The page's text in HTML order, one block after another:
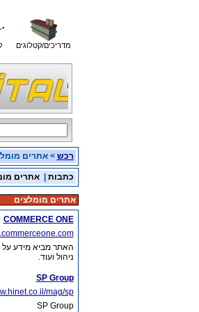
מדריכים/קטלוגים
רכש > אתרים
כתבות |אתרים
אתרים מומלצים
COMMERCE ONE
האתר מביא מידע על
ניהול ועוד.
SP Group
mag/sp
SP Group